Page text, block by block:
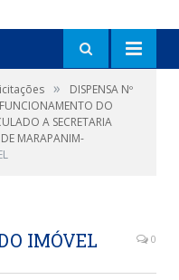
»
DISPENSA Nº
DO
A SECRETARIA
MARAPANIM-
IMÓVEL 0